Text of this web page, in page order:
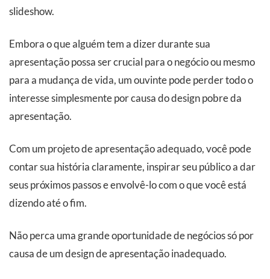
slideshow.
Embora o que alguém tem a dizer durante sua
apresentação possa ser crucial para o negócio ou mesmo
para a mudança de vida, um ouvinte pode perder todo o
interesse simplesmente por causa do design pobre da
apresentação.
Com um projeto de apresentação adequado, você pode
contar sua história claramente, inspirar seu público a dar
seus próximos passos e envolvê-lo com o que você está
dizendo até o fim.
Não perca uma grande oportunidade de negócios só por
causa de um design de apresentação inadequado.